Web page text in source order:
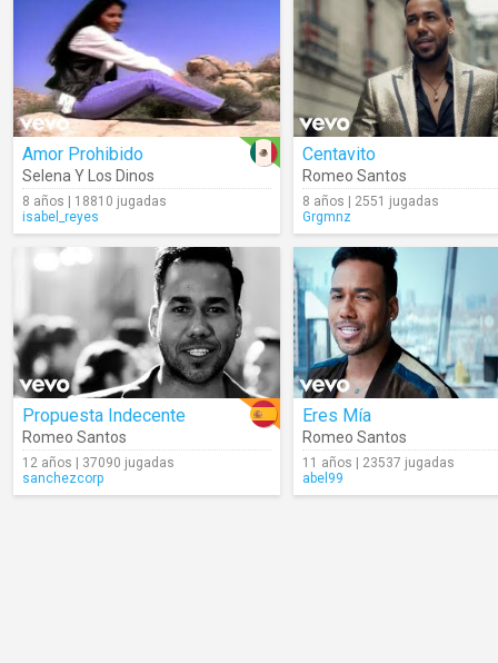
Amor Prohibido
Selena Y Los Dinos
8 años | 18810 jugadas
isabel_reyes
Centavito
Romeo Santos
8 años | 2551 jugadas
Grgmnz
Propuesta Indecente
Romeo Santos
12 años | 37090 jugadas
sanchezcorp
Eres Mía
Romeo Santos
11 años | 23537 jugadas
abel99